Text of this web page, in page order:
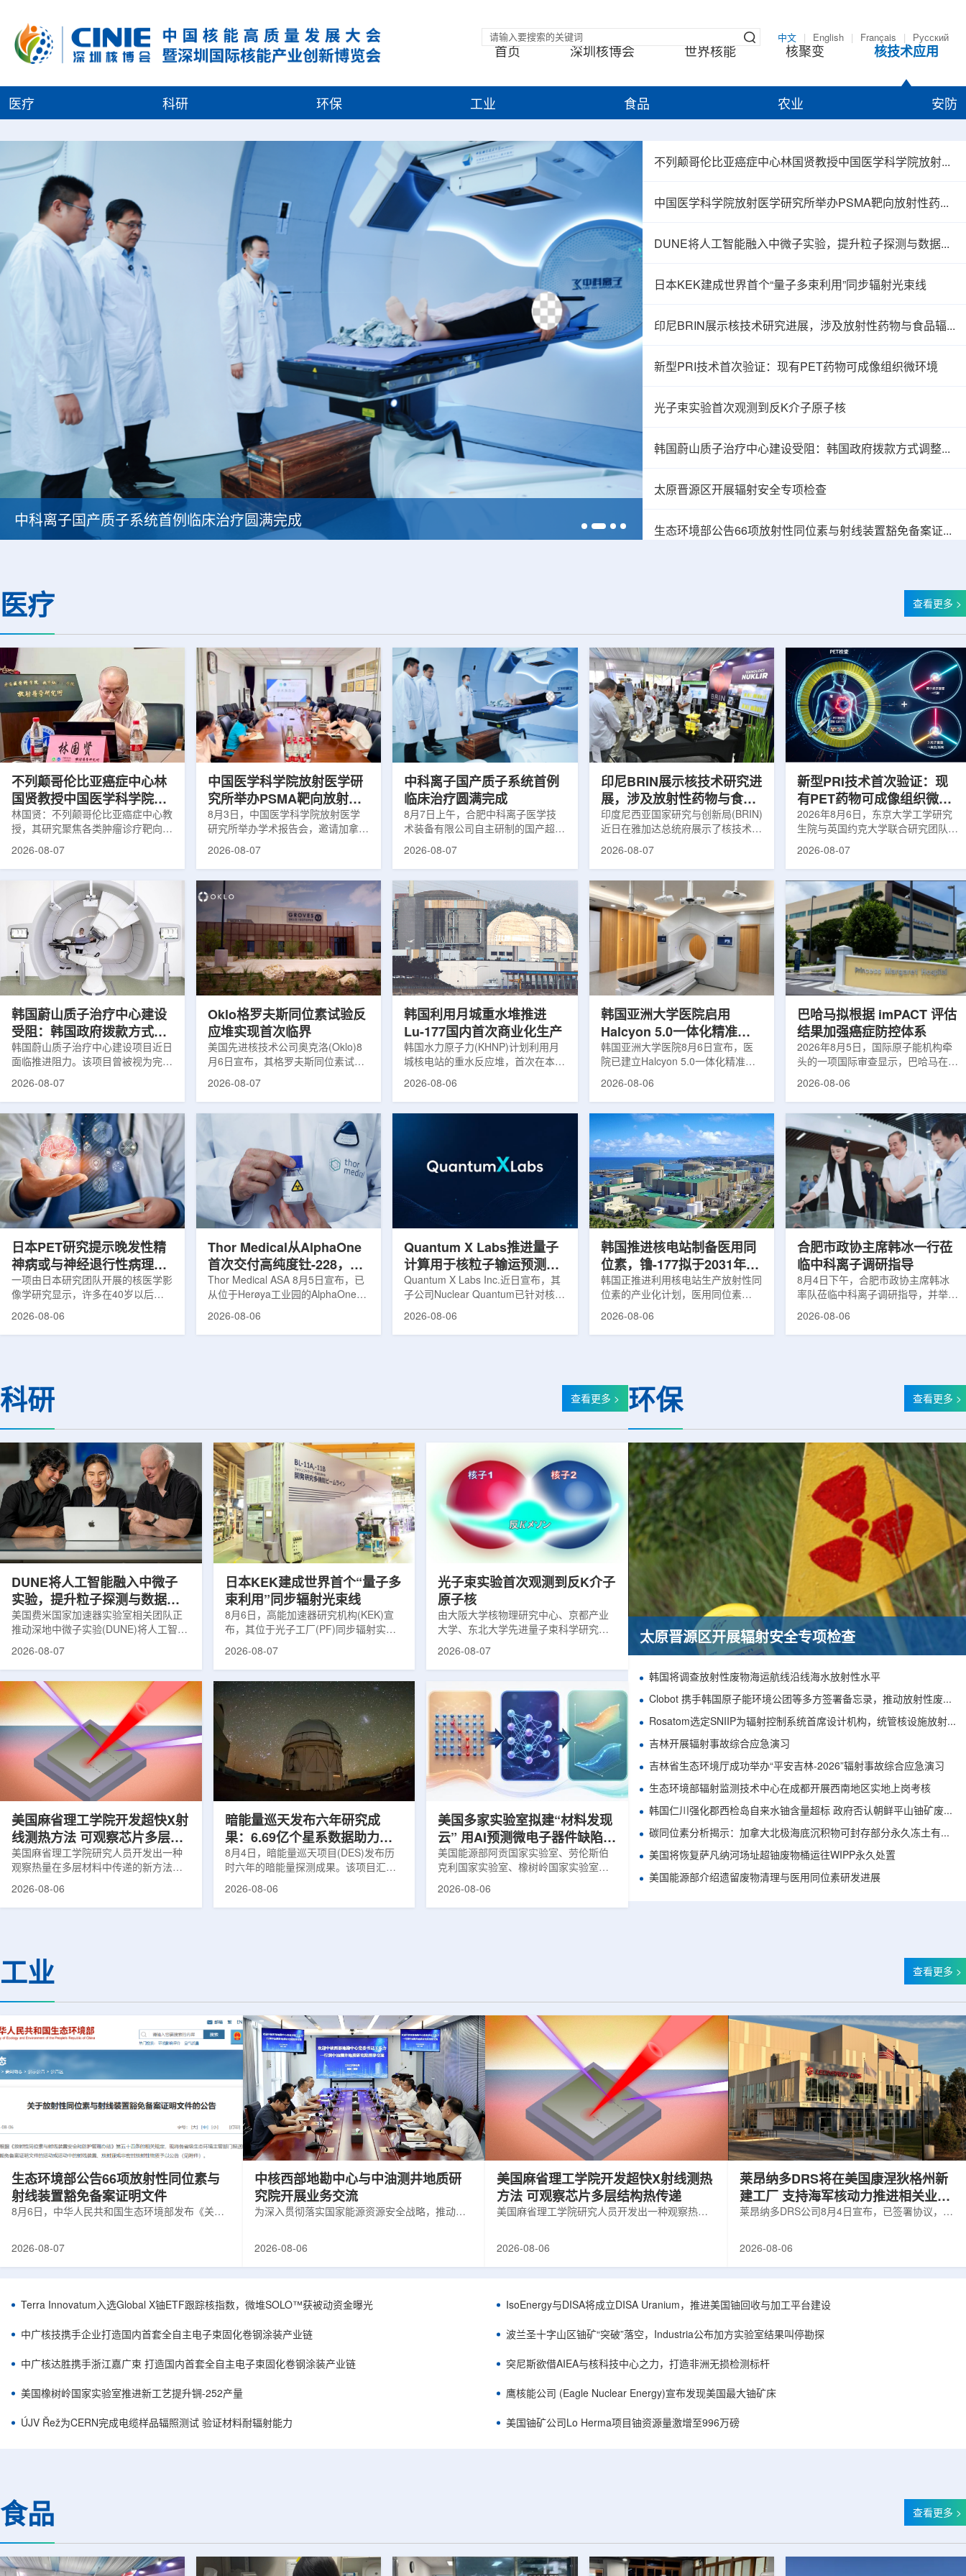
中文 English Français Русский
首页 深圳核博会 世界核能 核聚变 核技术应用
医疗 科研 环保 工业 食品 农业 安防
中科离子国产质子系统首例临床治疗圆满完成 韩国忠清北道上半年农水产品放射性检测结果达
不列颠哥伦比亚癌症中心林国贤教授中国医学科学院放射医学研究所开展学术交流
中国医学科学院放射医学研究所举办PSMA靶向放射性药物学术报告会
DUNE将人工智能融入中微子实验，提升粒子探测与数据处理能力
日本KEK建成世界首个“量子多束利用”同步辐射光束线
印尼BRIN展示核技术研究进展，涉及放射性药物与食品辐照应用
新型PRI技术首次验证：现有PET药物可成像组织微环境
光子束实验首次观测到反K介子原子核
韩国蔚山质子治疗中心建设受阻：韩国政府拨款方式调整影响项目推进
太原晋源区开展辐射安全专项检查
生态环境部公告66项放射性同位素与射线装置豁免备案证明文件
医疗 查看更多 >
不列颠哥伦比亚癌症中心林
国贤教授中国医学科学院放
射医学研究所开展学术交流
林国贤：不列颠哥伦比亚癌症中心教
授，其研究聚焦各类肿瘤诊疗靶向放
射性药物开发，迄今已主导/参与发
完成自研7款放射性药物的临床转
化，用于多种肿瘤诊疗。报告会上，
林国贤教授基于其团队多年的前沿探
索，系统梳理了针对前列腺癌靶点
PSMA的核药相关研究进展：一是F-
18标记PSMA靶向PET显像剂的分子
设计与临床优势;二是通过理性优化
分子结构，大幅提高Lu-177标记治
2026-08-07
中国医学科学院放射医学研
究所举办PSMA靶向放射性
药物学术报告会
8月3日，中国医学科学院放射医学
研究所举办学术报告会，邀请加拿大
温哥华不列颠哥伦比亚癌症中心林国
性药物开发》的学术报告。报告会采
取线上线下结合方式举行，放射所部
分科研人员和研究生参加。林国贤教
授长期从事肿瘤诊疗靶向放射性药物
开发研究，已主导或参与发表135余
篇同行评议期刊论文，提交30余项
放射性药物相关专利申请，并完成7
款自研放射性药物的临床转化，应用
2026-08-07
中科离子国产质子系统首例
临床治疗圆满完成
8月7日上午，合肥中科离子医学技
术装备有限公司自主研制的国产超导
回旋质子治疗系统，在合肥离子医学
治疗系统的重要突破。本例受试者为
肺癌患者。试验所用的超导质子治疗
系统，搭载中科离子自主研发的
SC240超导回旋加速器，具有超大照
射野、360°全周束流配送能力。治
疗全程依托多模融合4D图像引导精
准定位，能实现动态适配、精准治
疗。设备运行平稳低噪，治疗控制软
2026-08-07
印尼BRIN展示核技术研究进
展，涉及放射性药物与食品
辐照应用
印度尼西亚国家研究与创新局(BRIN)
近日在雅加达总统府展示了核技术研
究成果。BRIN局长阿里夫·萨特里亚
粮食和健康等领域。在健康领域，
BRIN正在开发用于核医学的放射性
药物。这类药物含有放射性物质，可
用于癌症诊断和治疗。阿里夫表示，
放射性药物研发对癌症识别和治疗具
有重要意义。在食品领域，BRIN将
核技术用于食品保鲜，重点包括出口
水果的辐照处理。阿里夫介绍，一些
2026-08-07
新型PRI技术首次验证：现
有PET药物可成像组织微环
境
2026年8月6日，东京大学工学研究
生院与英国约克大学联合研究团队宣
布，已建立一种利用正电子三光子衰
该方法可结合现有临床PET显像剂使
用，有望为核医学影像提供观察组织
微环境的新手段。利用正电子-3光子
衰变的下一代核医学成像概念图目前
临床PET扫描主要利用正电子双光子
湮灭过程显示药物在体内的分布和积
累情况，但对组织缺氧等与疾病恶性
程度相关的微环境信息捕捉有限。...
2026-08-07
韩国蔚山质子治疗中心建设
受阻：韩国政府拨款方式调
整影响项目推进
韩国蔚山质子治疗中心建设项目近日
面临推进阻力。该项目曾被视为完善
韩国东南部区域癌症治疗体系的关键
的难度明显上升。据蔚山市8月6日
消息，蔚山市已于去年3月完成质子
治疗中心建设可行性研究及基本规划
制定服务，并开始争取国家拨款。不
过，韩国保健福祉部回复称，难以单
独为蔚山市提供大型项目资金。此
前，蔚山市曾计划通过建设质子治疗
中心，构建癌症患者可在区域内完成
2026-08-07
Oklo格罗夫斯同位素试验反
应堆实现首次临界
美国先进核技术公司奥克洛(Oklo)8
月6日宣布，其格罗夫斯同位素试验
反应堆已在低功率状态下实现可控自
格罗夫斯同位素试验反应堆设施(图
片：格罗夫斯)格罗夫斯低功率试验
反应堆位于美国得克萨斯州洛克哈
特，是美国能源部反应堆试点计划下
首个在私人土地上实现临界的反应
堆。根据奥克洛介绍，该设施从未开
发土地起步建设，完成了土建开挖、
工程建设、组件制造或采购、燃料配
2026-08-07
韩国利用月城重水堆推进
Lu-177国内首次商业化生产
韩国水力原子力(KHNP)计划利用月
城核电站的重水反应堆，首次在本土
生产用于癌症治疗的放射性同位素
元化的供应链并缩短运输时间。此次
计划的首要目标是实现镥-177的商业
化生产，预计在2028年进行试生
产，并在2031年开始全面量产。之
后，韩国水力原子力还将扩大生产范
2026-08-06
韩国亚洲大学医院启用
Halcyon 5.0一体化精准放
射治疗方案
韩国亚洲大学医院8月6日宣布，医
院已建立Halcyon 5.0一体化精准放
射治疗解决方案，并开始全面用于患
实时运动管理整合到同一治疗流程
中，用于提升图像引导放射治疗的精
准度和安全性。此次实施方案以
Halcyon系统软件5.0版本为基础，集
成高分辨率锥形束CT成像系统
HyperSight、六自由度患者定位台
Dynamic Couch，以及表面引导放
射治疗系统IDENTIFY。亚洲大学医
2026-08-06
巴哈马拟根据 imPACT 评估
结果加强癌症防控体系
2026年8月5日，国际原子能机构牵
头的一项国际审查显示，巴哈马在加
强癌症治疗服务方面具备进一步提升
治疗效果提出了路线图。巴哈马拿骚
玛格丽特公主医院(图片：Pelow
Media/Adobe Stock)这项 imPACT
评估由国际原子能机构、世界卫生组
织/泛美卫生组织和国际癌症研究机
构共同开展，应巴哈马卫生与健康部
请求进行，重点评估该国癌症防控能
力和实际需求。6月9日至11日，专
2026-08-06
日本PET研究提示晚发性精
神病或与神经退行性病理相
关
一项由日本研究团队开展的核医学影
像学研究显示，许多在40岁以后首
次出现幻觉、妄想等精神病性症状的
踪剂^11C-PiB，以及tau蛋白PET示
踪剂^18F-florzolotau，对受试者大
神病患者中，β-淀粉样蛋白阳性...
2026-08-06
Thor Medical从AlphaOne
首次交付高纯度钍-228，商
业供货启动
Thor Medical ASA 8月5日宣布，已
从位于Herøya工业园的AlphaOne生
产设施完成首批高纯度钍-228(Th-
足靶向α疗法领域对高纯度...
2026-08-06
Quantum X Labs推进量子
计算用于核粒子输运预测模
拟
Quantum X Labs Inc.近日宣布，其
子公司Nuclear Quantum已针对核工
业计算模拟中的一项瓶颈提出新方
效率。Nuclear Quantum此次提出的
学能够直接在量子计算框架中表示和
模拟。...
2026-08-06
韩国推进核电站制备医用同
位素，镥-177拟于2031年商
业化生产
韩国正推进利用核电站生产放射性同
位素的产业化计划，医用同位素
镥-177(Lu-177)被列为首个商业化目
用较广的治疗性放射性同位素，可用
于前列腺癌、神经内分泌肿瘤等疾病
期约为6.6天，从生产、运输到药物
制备和患者给药...
2026-08-06
合肥市政协主席韩冰一行莅
临中科离子调研指导
8月4日下午，合肥市政协主席韩冰
率队莅临中科离子调研指导，并举行
座谈交流。市人大常委会副主任雍凤
经理陈永华，副总经理丁开忠、李
俊、光若怀陪同。韩冰一行详细了解
破、成果转化落地及产业化发展等方
面开...
2026-08-06
科研 查看更多 >
DUNE将人工智能融入中微子
实验，提升粒子探测与数据处
理能力
美国费米国家加速器实验室相关团队正
推动深地中微子实验(DUNE)将人工智能
互作用识别、事件分类和探测器管理能
力。DUNE位于长基线中微子设施，目
前已开始安装大型中微子探测器模块的
结构元件。该实验由近探测器和远探测
器组成：近探测器位于费米实验室，远
探测器设在南达科他州桑福德地下研究
设施地下约1英里处。两个探测器都将采
用液氩时间投影室技术，用于记录中微
2026-08-07
日本KEK建成世界首个“量子多
束利用”同步辐射光束线
8月6日，高能加速器研究机构(KEK)宣
布，其位于光子工厂(PF)同步辐射实验
射线与软X射线两束光束的同步利用。据
介绍，BL-11A和BL-11B由同步辐射学术
基础设施网络合作建设。该网络由大学
联合使用机构及联合使用、联合研究中
心的同步辐射装置组成，定位为科研和
教育基础设施。新光束线的主要特点在
于，可在同一实验条件下同时使用硬X射
线和软X射线，完成过去需要分别开展的
2026-08-07
光子束实验首次观测到反K介子
原子核
由大阪大学核物理研究中心、京都产业
大学、东北大学先进量子束科学研究中
台湾中央研究院和加拿大萨斯喀彻温大
LEPS2/Solenoid合作组，首次利用光子
束实验观测到含有反K介子的原子核。这
一成果为确认反K介子原子核的存在提供
了新的实验证据，也为理解高密度核物
质和中性子星内部结构提供了重要线
索。研究团队在日本兵库县大型同步辐
射设施SP...
2026-08-07
美国麻省理工学院开发超快X射
线测热方法 可观察芯片多层结
构热传递
美国麻省理工学院研究人员开发出一种
观察热量在多层材料中传递的新方法，
可用于精确测量计算机芯片等电子器件
多层结构时存在局限，例如常用的时域
热反射法难以区分不同材料层中的热传
题...
2026-08-06
暗能量巡天发布六年研究成
果：6.69亿个星系数据助力约
束宇宙加速膨胀
8月4日，暗能量巡天项目(DES)发布历
时六年的暗能量探测成果。该项目汇总
形成18篇相关论文，基于2013年至2019
加速...
2026-08-06
美国多家实验室拟建“材料发现
云” 用AI预测微电子器件缺陷影
响
美国能源部阿贡国家实验室、劳伦斯伯
克利国家实验室、橡树岭国家实验室和
西北大学的研究人员正计划开发材料发
工...
2026-08-06
环保 查看更多 >
太原晋源区开展辐射安全专项检查
韩国将调查放射性废物海运航线沿线海水放射性水平
Clobot 携手韩国原子能环境公团等多方签署备忘录，推动放射性废物安全管理多机型机器人示范
Rosatom选定SNIIP为辐射控制系统首席设计机构，统管核设施放射仪表标准化与进口替代保障
吉林开展辐射事故综合应急演习
吉林省生态环境厅成功举办“平安吉林-2026”辐射事故综合应急演习
生态环境部辐射监测技术中心在成都开展西南地区实地上岗考核
韩国仁川强化郡西检岛自来水铀含量超标 政府否认朝鲜平山铀矿废水影响
碳同位素分析揭示：加拿大北极海底沉积物可封存部分永久冻土有机碳
美国将恢复萨凡纳河场址超铀废物桶运往WIPP永久处置
美国能源部介绍遗留废物清理与医用同位素研发进展
工业 查看更多 >
生态环境部公告66项放射性同位素与
射线装置豁免备案证明文件
8月6日，中华人民共和国生态环境部发布《关于
将各省级生态环境主管部门报送的、已获得豁免
置、放射源或非密封放射性物质予以公告。随公
告发布的汇总表共列出66项备案记录，涉及山
东、天津、上海、河北、四川、甘肃、安徽、河
南、辽宁等地相关单位。备案内容涵盖...
2026-08-07
中核西部地勘中心与中油测井地质研
究院开展业务交流
为深入贯彻落实国家能源资源安全战略，推动油
地质研究院，开展专项技术交流研讨。会上，中
内油气测井成套装备、井下探测、岩石物理实
验、智能测井解释、深井探测及多源地质数据解
析等成熟技术体系，并结合实战案例分享了含油
气盆地铀矿勘查经验。王乐力介绍了西部中...
2026-08-06
美国麻省理工学院开发超快X射线测热
方法 可观察芯片多层结构热传递
美国麻省理工学院研究人员开发出一种观察热量
寸不断缩小、功率密度持续提高，器件过热正成
在面对真实电子器件的多层结构时存在局限，例
如常用的时域热反射法难以区分不同材料层中的
热传输情况，红外成像等方法也难以在微小尺度
上捕捉快速变化。为解决这一问题...
2026-08-06
莱昂纳多DRS将在美国康涅狄格州新
建工厂 支持海军核动力推进相关业务
增长
莱昂纳多DRS公司8月4日宣布，已签署协议，将
并为公司在核能领域的后续增长提供空间和基础
尔德帕克里奇路120号，占地约14.1087万平方英
尺。工厂建成后，将整合目前分布在康涅狄格州
丹伯里和贝瑟尔三个地点的业务。该设施预计于
2027年初投入使用，若最终设计和租户装修工...
2026-08-06
Terra Innovatum入选Global X铀ETF跟踪核指数，微堆SOLO™获被动资金曝光
中广核技携手企业打造国内首套全自主电子束固化卷钢涂装产业链
中广核达胜携手浙江嘉广束 打造国内首套全自主电子束固化卷钢涂装产业链
美国橡树岭国家实验室推进新工艺提升锎-252产量
ÚJV Řež为CERN完成电缆样品辐照测试 验证材料耐辐射能力
IsoEnergy与DISA将成立DISA Uranium，推进美国铀回收与加工平台建设
波兰圣十字山区铀矿“突破”落空，Industria公布加方实验室结果叫停勘探
突尼斯欲借AIEA与核科技中心之力，打造非洲无损检测标杆
鹰核能公司 (Eagle Nuclear Energy)宣布发现美国最大铀矿床
美国铀矿公司Lo Herma项目铀资源量激增至996万磅
食品 查看更多 >